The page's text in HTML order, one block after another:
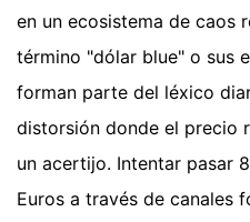
en un ecosistema de caos
término "dólar blue" o sus
forman parte del léxico
distorsión donde el precio
un acertijo. Intentar pasar
Euros a través de canales